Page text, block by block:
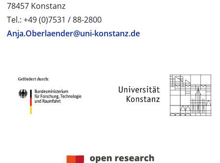
78457 Konstanz
Tel.: +49 (0)7531 / 88-2800
Anja.Oberlaender@uni-konstanz.de